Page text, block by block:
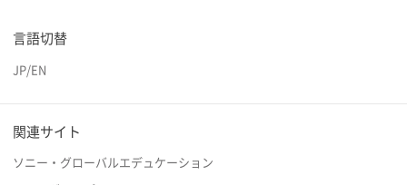
言語切替
JP/EN
関連サイト
ソニー・グローバルエデュケーション